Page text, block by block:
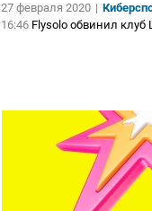
27 февраля 2020 |
16:46 Flysolo обвинил клуб